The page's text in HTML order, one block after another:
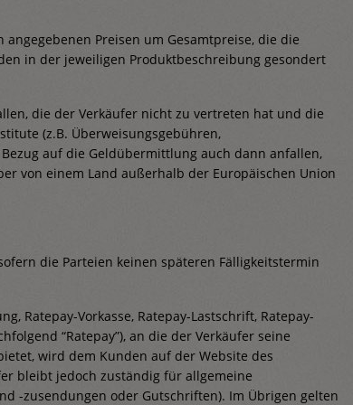
Preisen um Gesamtpreise, die die
in der jeweiligen Produktbeschreibung gesondert
die der Verkäufer nicht zu vertreten hat und die
(z.B. Überweisungsgebühren,
auf die Geldübermittlung auch dann anfallen,
von einem Land außerhalb der Europäischen Union
die Parteien keinen späteren Fälligkeitstermin
Ratepay-Vorkasse, Ratepay-Lastschrift, Ratepay-
“Ratepay”), an die der Verkäufer seine
wird dem Kunden auf der Website des
bleibt jedoch zuständig für allgemeine
-zusendungen oder Gutschriften). Im Übrigen gelten